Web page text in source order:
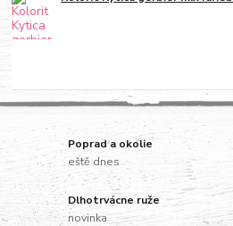
Poprad a okolie
eště dnes
Dlhotrvácne ruže
novinka